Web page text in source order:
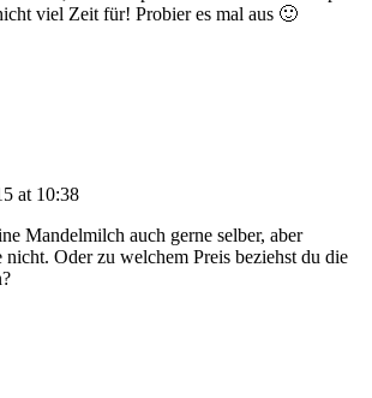
viel Zeit für! Probier es mal aus 🙂
at 10:38
Mandelmilch auch gerne selber, aber
nicht. Oder zu welchem Preis beziehst du die